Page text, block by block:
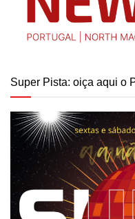
Super Pista: oiça aqui o